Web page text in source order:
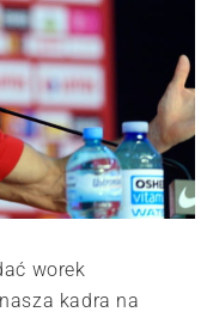
worek
kadra na